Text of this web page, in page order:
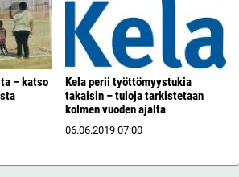
– katso
Kela perii työttömyystukia
takaisin – tuloja tarkistetaan
kolmen vuoden ajalta
06.06.2019 07:00